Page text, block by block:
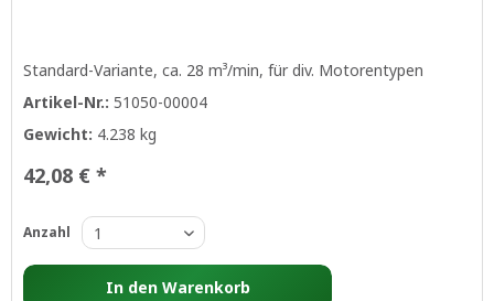
Standard-Variante, ca. 28 m³/min, für div. Motorentypen
Artikel-Nr.:51050-00004
Gewicht: 4.238 kg
42,08 € *
Anzahl
In den Warenkorb